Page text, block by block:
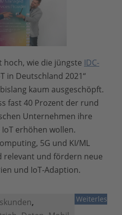
hoch, wie die jüngste IDC-
in Deutschland 2021“
kaum ausgeschöpft.
fast 40 Prozent der rund
Unternehmen ihre
erhöhen wollen.
5G und KI/ML
relevant und fördern neue
und IoT-Adaption.
Weiterlesen
,